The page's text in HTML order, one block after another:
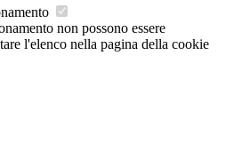
non possono essere
l'elenco nella pagina della cookie